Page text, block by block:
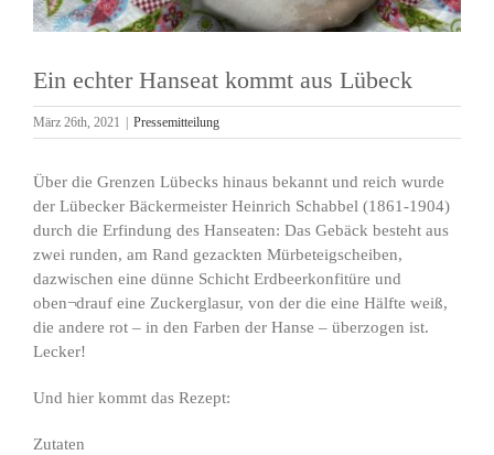
Ein echter Hanseat kommt aus Lübeck
März 26th, 2021 Pressemitteilung
Über die Grenzen Lübecks hinaus bekannt und reich wurde
der Lübecker Bäckermeister Heinrich Schabbel (1861-1904)
durch die Erfindung des Hanseaten: Das Gebäck besteht aus
zwei runden, am Rand gezackten Mürbeteigscheiben,
dazwischen eine dünne Schicht Erdbeerkonfitüre und
oben¬drauf eine Zuckerglasur, von der die eine Hälfte weiß,
die andere rot – in den Farben der Hanse – überzogen ist.
Lecker!
Und hier kommt das Rezept:
Zutaten